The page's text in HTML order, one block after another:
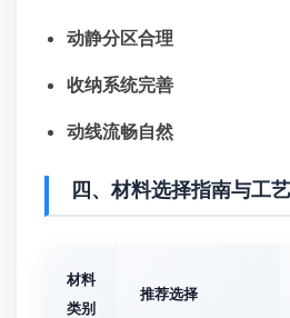
动静分区合理
收纳系统完善
动线流畅自然
四、材料选择指南与工
材料
类别
推荐选择